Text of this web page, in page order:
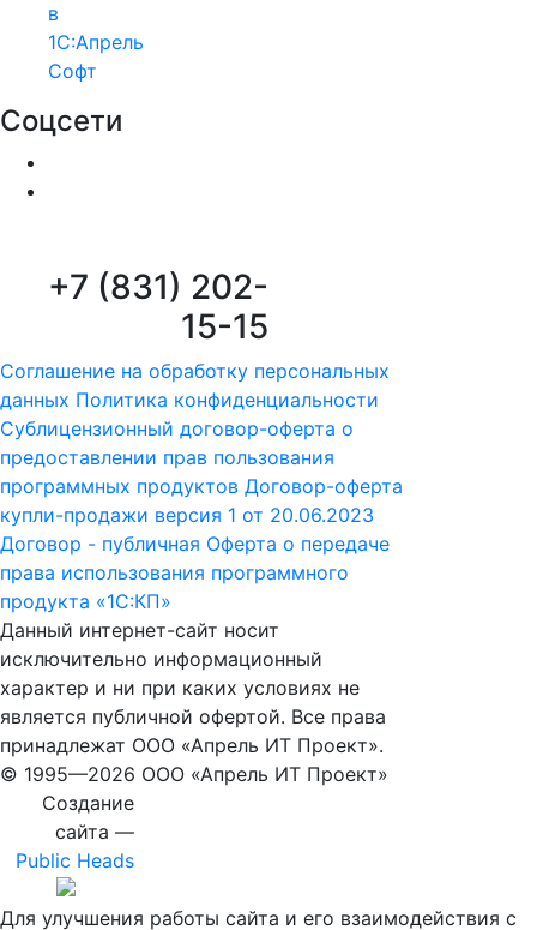
в
1С:Апрель
Софт
Соцсети
+7 (831) 202-
15-15
Соглашение на обработку персональных
данных Политика конфиденциальности
Сублицензионный договор-оферта о
предоставлении прав пользования
программных продуктов Договор-оферта
купли-продажи версия 1 от 20.06.2023
Договор - публичная Оферта о передаче
права использования программного
продукта «1С:КП»
Данный интернет-сайт носит
исключительно информационный
характер и ни при каких условиях не
является публичной офертой. Все права
принадлежат ООО «Апрель ИТ Проект».
© 1995—2026 ООО «Апрель ИТ Проект»
Создание
сайта —
Public Heads
Для улучшения работы сайта и его взаимодействия с